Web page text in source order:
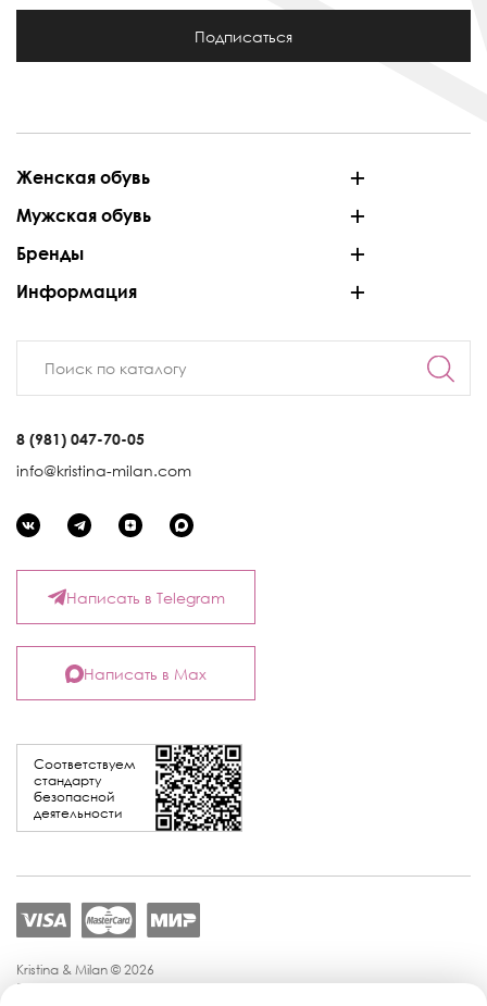
Подписаться
Женская обувь
Мужская обувь
Бренды
Информация
8 (981) 047-70-05
info@kristina-milan.com
Соответствуем
стандарту
безопасной
деятельности
Написать в Telegram
Написать в Max
Kristina & Milan © 2026
Политика конфиденциальности